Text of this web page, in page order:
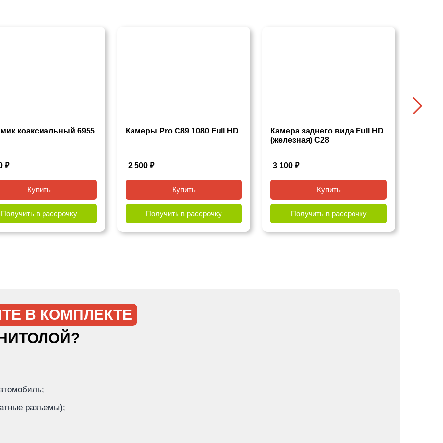
коаксиальный 6955
₽
Купить
Получить в рассрочку
Камеры Pro C89 1080 Full HD
2 500 ₽
Купить
Получить в рассрочку
Камера заднего вида Full HD
(железная) С28
3 100 ₽
Купить
Получить в рассрочку
В КОМПЛЕКТЕ
разъемы);